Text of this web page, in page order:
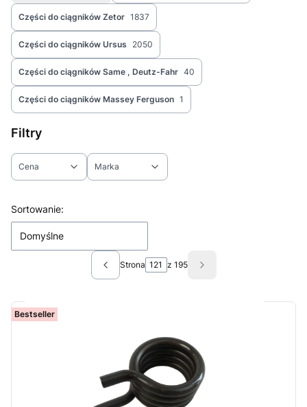
Części do ciągników Zetor 1837
Części do ciągników Ursus 2050
Części do ciągników Same , Deutz-Fahr 40
Części do ciągników Massey Ferguson 1
Filtry
Cena Marka
Lista produktów
Sortowanie:
Domyślne
Poprzednie produkty
Strona z 195 Następne produkty
Bestseller